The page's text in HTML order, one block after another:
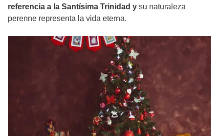
referencia a la Santísima Trinidad y su naturaleza
perenne representa la vida eterna.